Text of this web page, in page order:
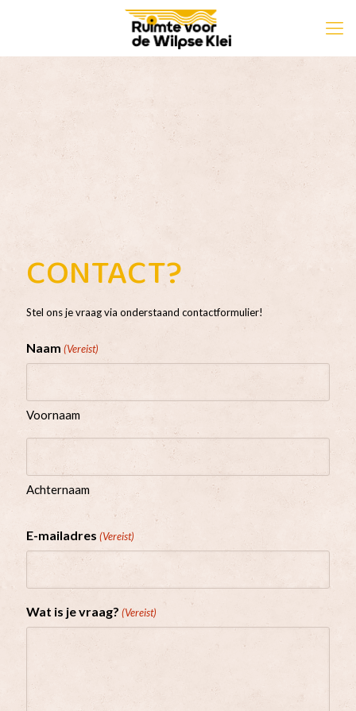
CONTACT?
Stel ons je vraag via onderstaand contactformulier!
Naam (Vereist)
Voornaam
Achternaam
E-mailadres (Vereist)
Wat is je vraag? (Vereist)